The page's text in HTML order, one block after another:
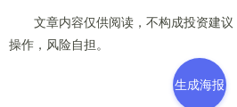
文章内容仅供阅读，不构成投资建议
操作，风险自担。
生成海报